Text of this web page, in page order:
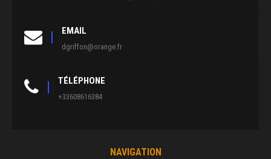
EMAIL
dgriffon@orange.fr
TÉLÉPHONE
+33608616384
NAVIGATION